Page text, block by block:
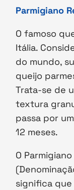
Parmigiano
O famoso
Itália.
do mundo,
queijo
Trata-se de
textura
passa por
12 meses.
O
significa